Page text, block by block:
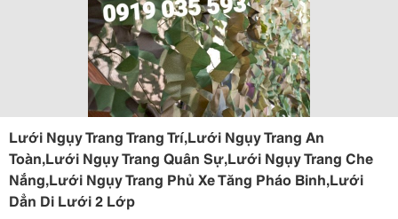
Lưới Ngụy Trang Trang Trí,Lưới Ngụy Trang An
Toàn,Lưới Ngụy Trang Quân Sự,Lưới Ngụy Trang Che
Nắng,Lưới Ngụy Trang Phủ Xe Tăng Pháo Binh,Lưới
Dẳn Di Lưới 2 Lớp